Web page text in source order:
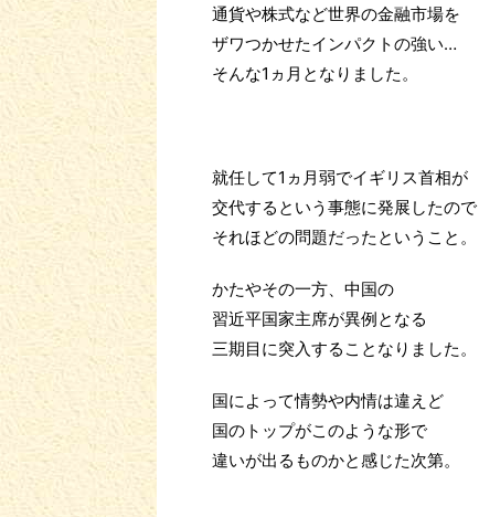
通貨や株式など世界の金融市場を
ザワつかせたインパクトの強い…
そんな1ヵ月となりました。
就任して1ヵ月弱でイギリス首相が
交代するという事態に発展したので
それほどの問題だったということ。
かたやその一方、中国の
習近平国家主席が異例となる
三期目に突入することなりました。
国によって情勢や内情は違えど
国のトップがこのような形で
違いが出るものかと感じた次第。